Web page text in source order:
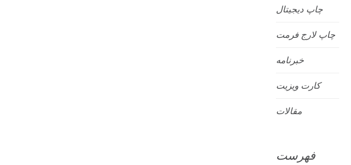
چاپ دیجیتال
چاپ لارج فرمت
خبرنامه
کارت ویزیت
مقالات
فهرست